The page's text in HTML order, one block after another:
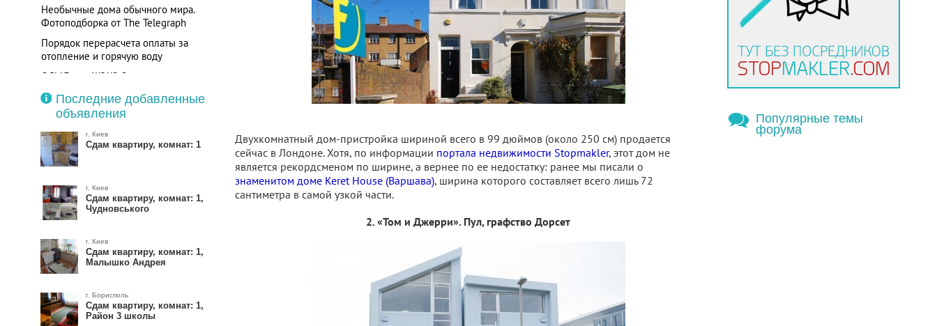
Необычные дома обычного мира.
Фотоподборка от The Telegraph
Порядок перерасчета оплаты за
отопление и горячую воду
ОСМД или ЖЭК? Отзывы из
форумов.
Последние добавленные
объявления
г. Киев
Сдам квартиру, комнат: 1
г. Киев
Сдам квартиру, комнат: 1,
Чудновського
г. Киев
Сдам квартиру, комнат: 1,
Малышко Андрея
г. Борисполь
Сдам квартиру, комнат: 1,
Район 3 школы
Двухкомнатный дом-пристройка шириной всего в 99 дюймов (около 250 см) продается
сейчас в Лондоне. Хотя, по информации портала недвижимости Stopmakler, этот дом не
является рекордсменом по ширине, а вернее по ее недостатку: ранее мы писали о
знаменитом доме Keret House (Варшава), ширина которого составляет всего лишь 72
сантиметра в самой узкой части.
2. «Том и Джерри». Пул, графство Дорсет
Популярные темы
форума